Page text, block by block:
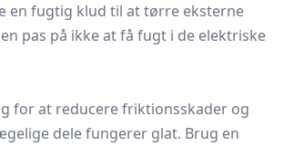
en fugtig klud til at tørre eksterne
pas på ikke at få fugt i de elektriske
for at reducere friktionsskader og
dele fungerer glat. Brug en